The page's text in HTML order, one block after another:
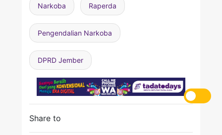
Narkoba Raperda
Pengendalian Narkoba
DPRD Jember
Share to